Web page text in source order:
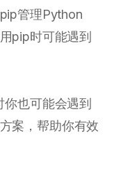
管理Python
pip时可能遇到
也可能会遇到
案，帮助你有效